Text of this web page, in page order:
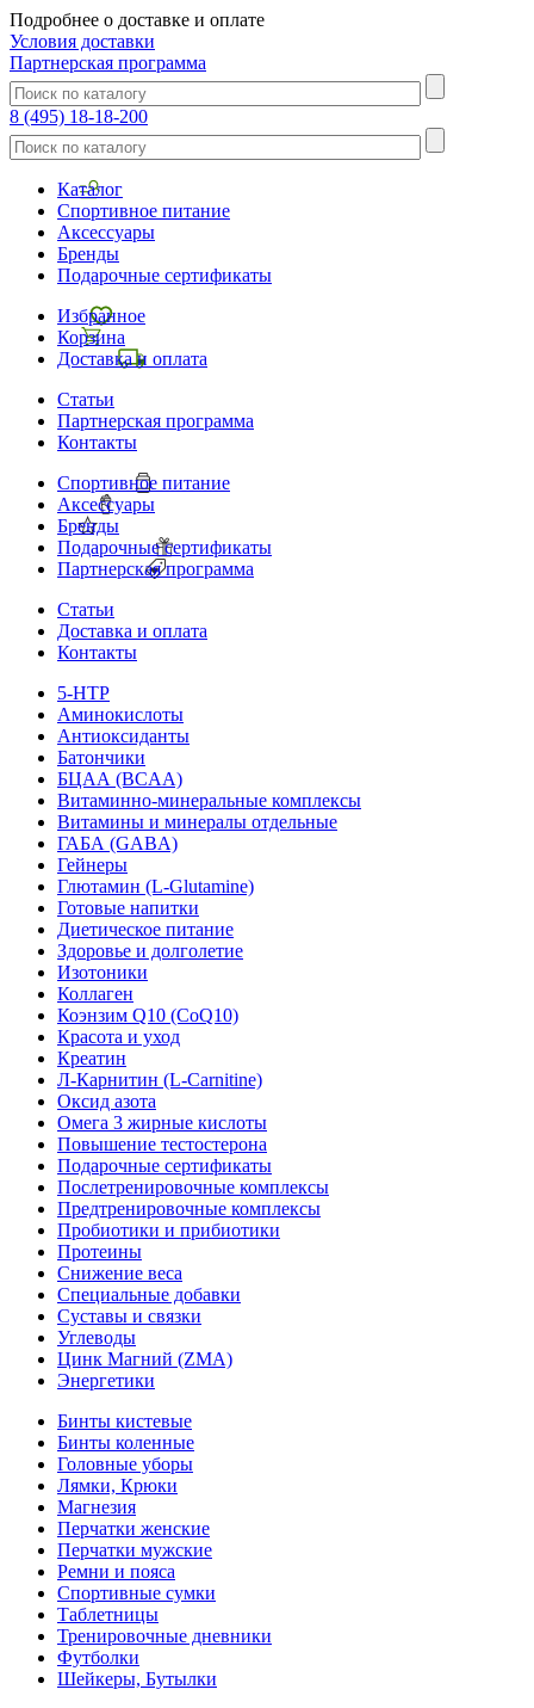
Подробнее о доставке и оплате
Условия доставки
Партнерская программа
8 (495) 18-18-200
Каталог
Спортивное питание
Аксессуары
Бренды
Подарочные сертификаты
Избранное
Корзина
Доставка и оплата
Статьи
Партнерская программа
Контакты
Спортивное питание
Аксессуары
Бренды
Подарочные сертификаты
Партнерская программа
Статьи
Доставка и оплата
Контакты
5-HTP
Аминокислоты
Антиоксиданты
Батончики
БЦАА (BCAA)
Витаминно-минеральные комплексы
Витамины и минералы отдельные
ГАБА (GABA)
Гейнеры
Глютамин (L-Glutamine)
Готовые напитки
Диетическое питание
Здоровье и долголетие
Изотоники
Коллаген
Коэнзим Q10 (CoQ10)
Красота и уход
Креатин
Л-Карнитин (L-Сarnitine)
Оксид азота
Омега 3 жирные кислоты
Повышение тестостерона
Подарочные сертификаты
Послетренировочные комплексы
Предтренировочные комплексы
Пробиотики и прибиотики
Протеины
Снижение веса
Специальные добавки
Суставы и связки
Углеводы
Цинк Магний (ZMA)
Энергетики
Бинты кистевые
Бинты коленные
Головные уборы
Лямки, Крюки
Магнезия
Перчатки женские
Перчатки мужские
Ремни и пояса
Спортивные сумки
Таблетницы
Тренировочные дневники
Футболки
Шейкеры, Бутылки